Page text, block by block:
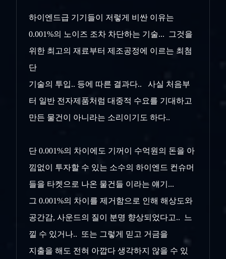
하이엔드급 기기들이 저렇게 비싼 이유는
0.001%의 노이즈 조차 차단하는 기술... 그것을
위한 최고의 재료부터 제조공정에 이르는 최첨
단
기술의 투입.. 등에 따른 결과다.. 사실 처음부
터 일반 전자제품처럼 대중적 수요를 기대하고
만든 물건이 아니라는 소리이기도 하다..
단 0.001%의 차이에도 기꺼이 수억원의 돈을 아
낌없이 투자할 수 있는 소수의 하이엔드 컨슈머
들을 타켓으로 나온 물건들 이라는 얘기...
그 0.001%의 차이를 제거함으로 인해 해상도와
공간감, 사운드의 질이 분명 향상되었다고.. 느
낄 수 있거나.. 또는 그렇게 믿고 거금을
지출을 해도 전혀 아깝다 생각하지 않을 수 있